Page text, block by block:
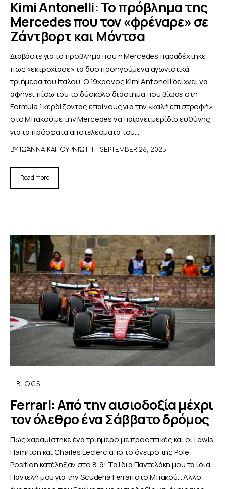
ΑΦΙΕΡΩΜΑΤΑ
MEET THE TEAM
Kimi Antonelli: Το πρόβλημα της
Mercedes που τον «φρέναρε» σε
Ζάντβορτ και Μόντσα
Διαβάστε για το πρόβλημα που η Mercedes παραδέχτηκε
πως «εκτροχίασε» τα δυο προηγούμενα αγωνιστικά
τριήμερα του Ιταλού. Ο 19χρονος Kimi Antonelli δείχνει να
αφήνει πίσω του το δύσκολο διάστημα που βίωσε στη
Formula 1 κερδίζοντας επαίνους για την «καλή επιστροφή»
στο Μπακού με την Mercedes να παίρνει μερίδιο ευθύνης
για τα πρόσφατα αποτελέσματα του.…
BY ΙΩΆΝΝΑ ΚΑΠΟΥΡΝΙΏΤΗ SEPTEMBER 26, 2025
Read more
BLOGS
Ferrari: Από την αισιοδοξία μέχρι
τον όλεθρο ένα Σάββατο δρόμος
Πως χαραμίστηκε ένα τριήμερο με προοπτικές και οι Lewis
Hamilton και Charles Leclerc από το όνειρο της Pole
Position κατέληξαν στο 8-9! Τα ίδια Παντελάκη μου τα ίδια
Παντελή μου για την Scuderia Ferrari στο Μπακού... Άλλο